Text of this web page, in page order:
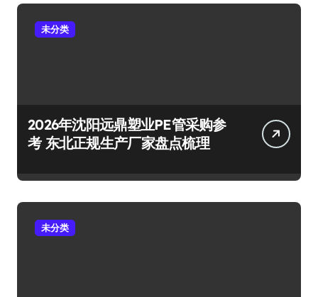
未分类
2026年沈阳远鼎塑业PE管采购参
考 东北正规生产厂家盘点梳理
未分类